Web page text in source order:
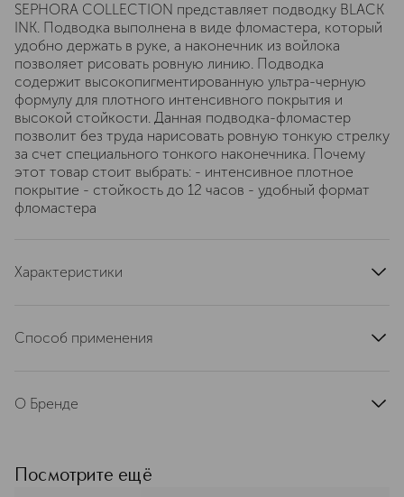
SEPHORA COLLECTION представляет подводку BLACK
INK. Подводка выполнена в виде фломастера, который
удобно держать в руке, а наконечник из войлока
позволяет рисовать ровную линию. Подводка
содержит высокопигментированную ультра-черную
формулу для плотного интенсивного покрытия и
высокой стойкости. Данная подводка-фломастер
позволит без труда нарисовать ровную тонкую стрелку
за счет специального тонкого наконечника. Почему
этот товар стоит выбрать: - интенсивное плотное
покрытие - стойкость до 12 часов - удобный формат
фломастера
Характеристики
Способ применения
стрелку, нарисуй линию во внутреннем углу глаза и
О Бренде
безграничная сила красоты,
инноваций, доступности,
Посмотрите ещё